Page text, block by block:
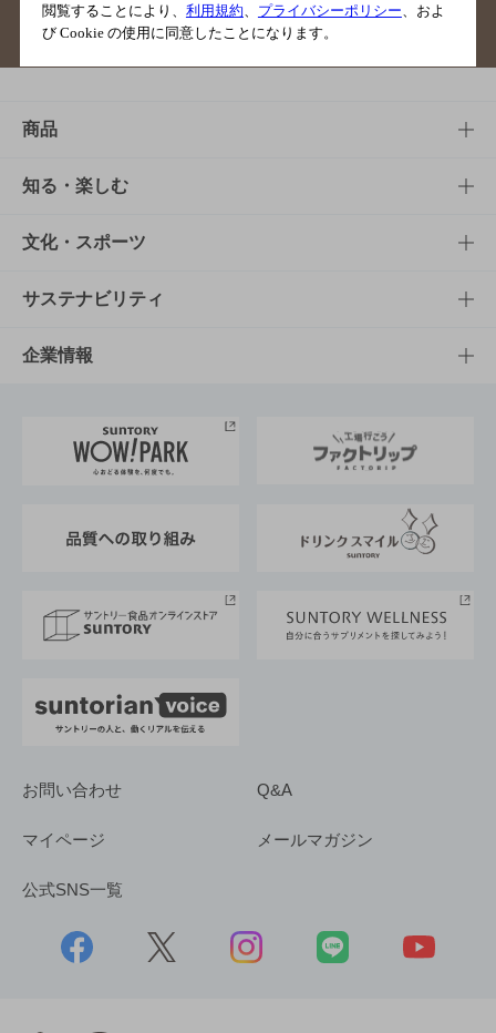
サイトマップ ご意見・ご感想
商品
商品TOP
商品一覧
商品発売情報
栄養成分一覧
知る・楽しむ
知る・楽しむTOP
キャンペーン
工場見学
地域情報
文化・スポーツ
文化・スポーツTOP
サントリーホール
サントリーサンバーズ大阪
サステナビリティ
サステナビリティTOP
サントリーが考えるサステナビリティ経営
企業情報
企業概要
採用情報
お問い合わせ Q&A
マイページ メールマガジン
公式SNS一覧
閲覧することにより、 利用規約 プライバシーポリシー 、およ
び Cookie の使用に同意したことになります。